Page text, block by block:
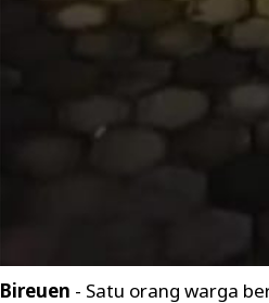
Bireuen - Satu orang warga